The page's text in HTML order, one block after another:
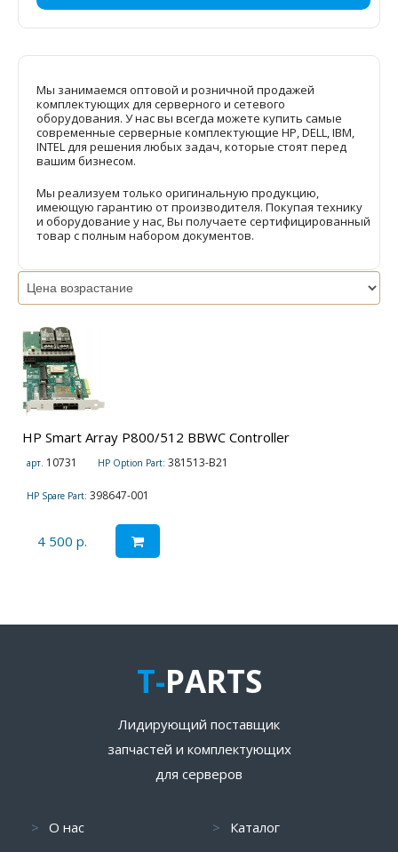
Мы занимаемся оптовой и розничной продажей
комплектующих для серверного и сетевого
оборудования. У нас вы всегда можете купить самые
современные серверные комплектующие HP, DELL, IBM,
INTEL для решения любых задач, которые стоят перед
вашим бизнесом.
Мы реализуем только оригинальную продукцию,
имеющую гарантию от производителя. Покупая технику
и оборудование у нас, Вы получаете сертифицированный
товар с полным набором документов.
HP Smart Array P800/512 BBWC Controller
арт. 10731 HP Option Part: 381513-B21
HP Spare Part: 398647-001
4 500 р.
T-PARTS
Лидирующий поставщик
запчастей и комплектующих
для серверов
О нас Каталог